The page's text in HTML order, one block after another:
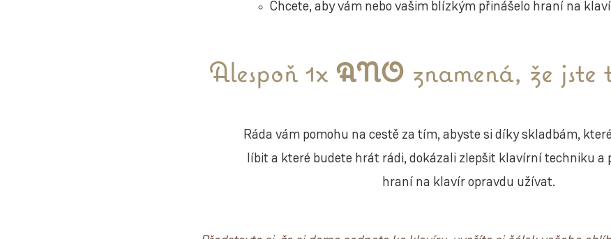
Chcete, aby vám nebo vašim blízkým přinášelo hraní na
Alespoň 1xANO znamená, že jste
Ráda vám pomohu na cestě za tím, abyste si díky skladbám,
líbit a které budete hrát rádi, dokázali zlepšit klavírní techniku a
hraní na klavír opravdu užívat.